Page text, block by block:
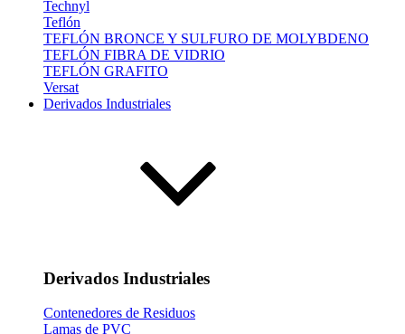
Technyl
Teflón
TEFLÓN BRONCE Y SULFURO DE MOLYBDENO
TEFLÓN FIBRA DE VIDRIO
TEFLÓN GRAFITO
Versat
Derivados Industriales
Derivados Industriales
Contenedores de Residuos
Lamas de PVC